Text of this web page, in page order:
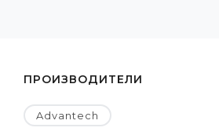
ПРОИЗВОДИТЕЛИ
Advantech